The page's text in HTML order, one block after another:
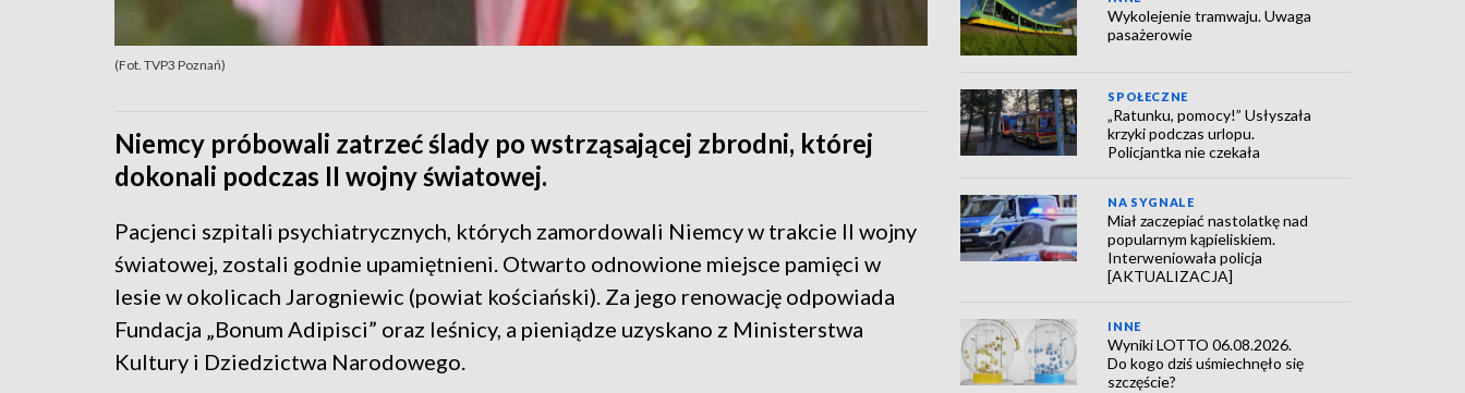
(Fot. TVP3 Poznań)
Niemcy próbowali zatrzeć ślady po wstrząsającej zbrodni, której
dokonali podczas II wojny światowej.
Pacjenci szpitali psychiatrycznych, których zamordowali Niemcy w trakcie II wojny
światowej, zostali godnie upamiętnieni. Otwarto odnowione miejsce pamięci w
lesie w okolicach Jarogniewic (powiat kościański). Za jego renowację odpowiada
Fundacja „Bonum Adipisci” oraz leśnicy, a pieniądze uzyskano z Ministerstwa
Kultury i Dziedzictwa Narodowego.
Wykolejenie tramwaju. Uwaga
pasażerowie
SPOŁECZNE
„Ratunku, pomocy!” Usłyszała
krzyki podczas urlopu.
Policjantka nie czekała
NA SYGNALE
Miał zaczepiać nastolatkę nad
popularnym kąpieliskiem.
Interweniowała policja
[AKTUALIZACJA]
INNE
Wyniki LOTTO 06.08.2026.
Do kogo dziś uśmiechnęło się
szczęście?